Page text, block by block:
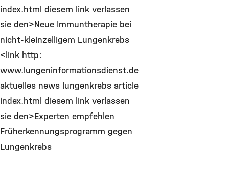
index.html diesem link verlassen
sie den>Neue Immuntherapie bei
nicht-kleinzelligem Lungenkrebs
<link http:
www.lungeninformationsdienst.de
aktuelles news lungenkrebs article
index.html diesem link verlassen
sie den>Experten empfehlen
Früherkennungsprogramm gegen
Lungenkrebs